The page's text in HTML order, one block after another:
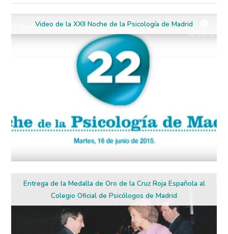
Video de la XXII Noche de la Psicología de Madrid
Entrega de la Medalla de Oro de la Cruz Roja Española al
Colegio Oficial de Psicólogos de Madrid